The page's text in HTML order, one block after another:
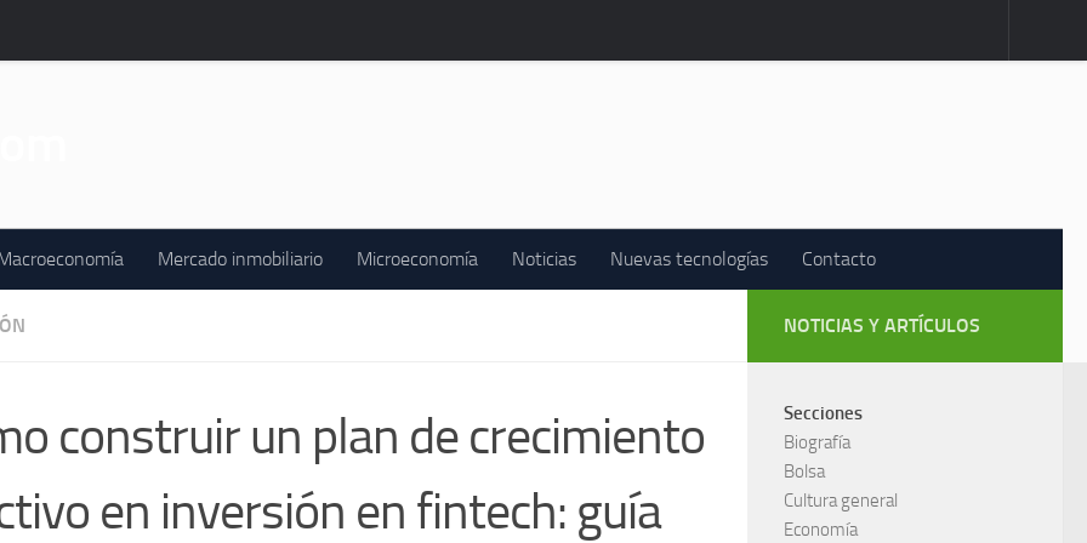
Mercado inmobiliario Microeconomía Noticias Nuevas tecnologías Contacto
construir un plan de crecimiento
en inversión en fintech: guía
NOTICIAS Y ARTÍCULOS
Secciones
Biografía
Bolsa
Cultura general
Economía